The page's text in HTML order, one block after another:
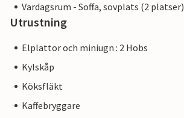
Vardagsrum - Soffa, sovplats (2 platser)
Utrustning
Elplattor och miniugn : 2 Hobs
Kylskåp
Köksfläkt
Kaffebryggare